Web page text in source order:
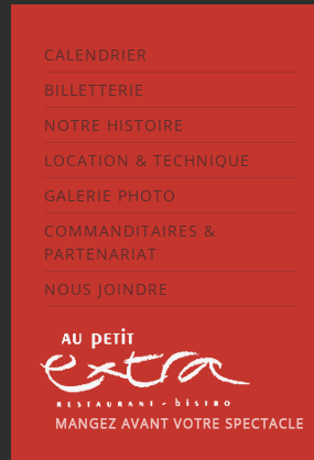
CALENDRIER
BILLETTERIE
NOTRE HISTOIRE
LOCATION & TECHNIQUE
GALERIE PHOTO
COMMANDITAIRES &
PARTENARIAT
NOUS JOINDRE